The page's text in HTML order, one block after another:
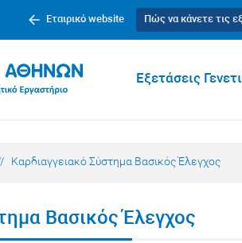
Πώς να κάνετε τις
Εταιρικό website
Εξετάσεις
Καρδιαγγειακό Σύστημα Βασικός Έλεγχος
Βασικός Έλεγχος